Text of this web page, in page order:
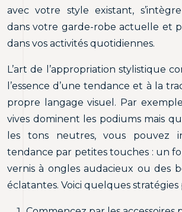
avec votre style existant,
dans votre garde-robe actuelle et
dans vos activités quotidiennes.
L’art de l’appropriation stylistique
l’essence d’une tendance et à la
propre langage visuel. Par
vives dominent les podiums mais
les tons neutres, vous pouvez
tendance par petites touches : un
vernis à ongles audacieux ou des
éclatantes. Voici quelques stratégies